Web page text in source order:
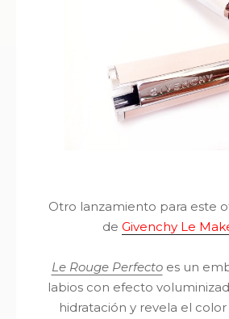
Otro lanzamiento para este
de Givenchy Le
Le Rouge Perfectoes un
labios con efecto
hidratación y revela el